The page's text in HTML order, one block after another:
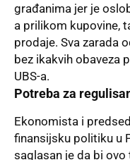
građanima jer je
a prilikom kupovine,
prodaje. Sva zarada
bez ikakvih obaveza
UBS-a.
Potreba za
Ekonomista i
finansijsku politiku u
saglasan je da bi